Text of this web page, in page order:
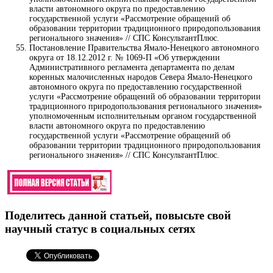
власти автономного округа по предоставлению
государственной услуги «Рассмотрение обращений об
образовании территории традиционного природопользования
регионального значения» // СПС КонсультантПлюс.
Постановление Правительства Ямало-Ненецкого автономного
округа от 18.12.2012 г. № 1069-П «Об утверждении
Административного регламента департамента по делам
коренных малочисленных народов Севера Ямало-Ненецкого
автономного округа по предоставлению государственной
услуги «Рассмотрение обращений об образовании территории
традиционного природопользования регионального значения»
уполномоченным исполнительным органом государственной
власти автономного округа по предоставлению
государственной услуги «Рассмотрение обращений об
образовании территории традиционного природопользования
регионального значения» // СПС КонсультантПлюс.
Поделитесь данной статьей, повысьте свой
научный статус в социальных сетях